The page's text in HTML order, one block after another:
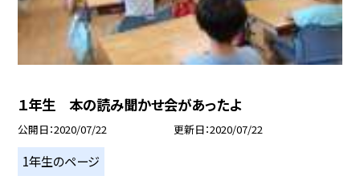
１年生 本の読み聞かせ会があったよ
公開日 2020/07/22 更新日 2020/07/22
1年生のページ